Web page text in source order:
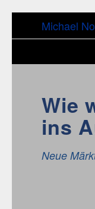
Michael
Wie
ins
Neue